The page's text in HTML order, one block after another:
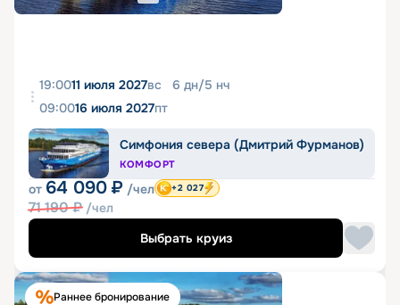
19:0011 июля 2027вс 6 дн/5 нч
09:0016 июля 2027пт
Симфония севера (Дмитрий Фурманов)
КОМФОРТ
от 64 090 ₽ /чел
71 190₽ /чел
+2 027
Выбрать круиз
Раннее бронирование